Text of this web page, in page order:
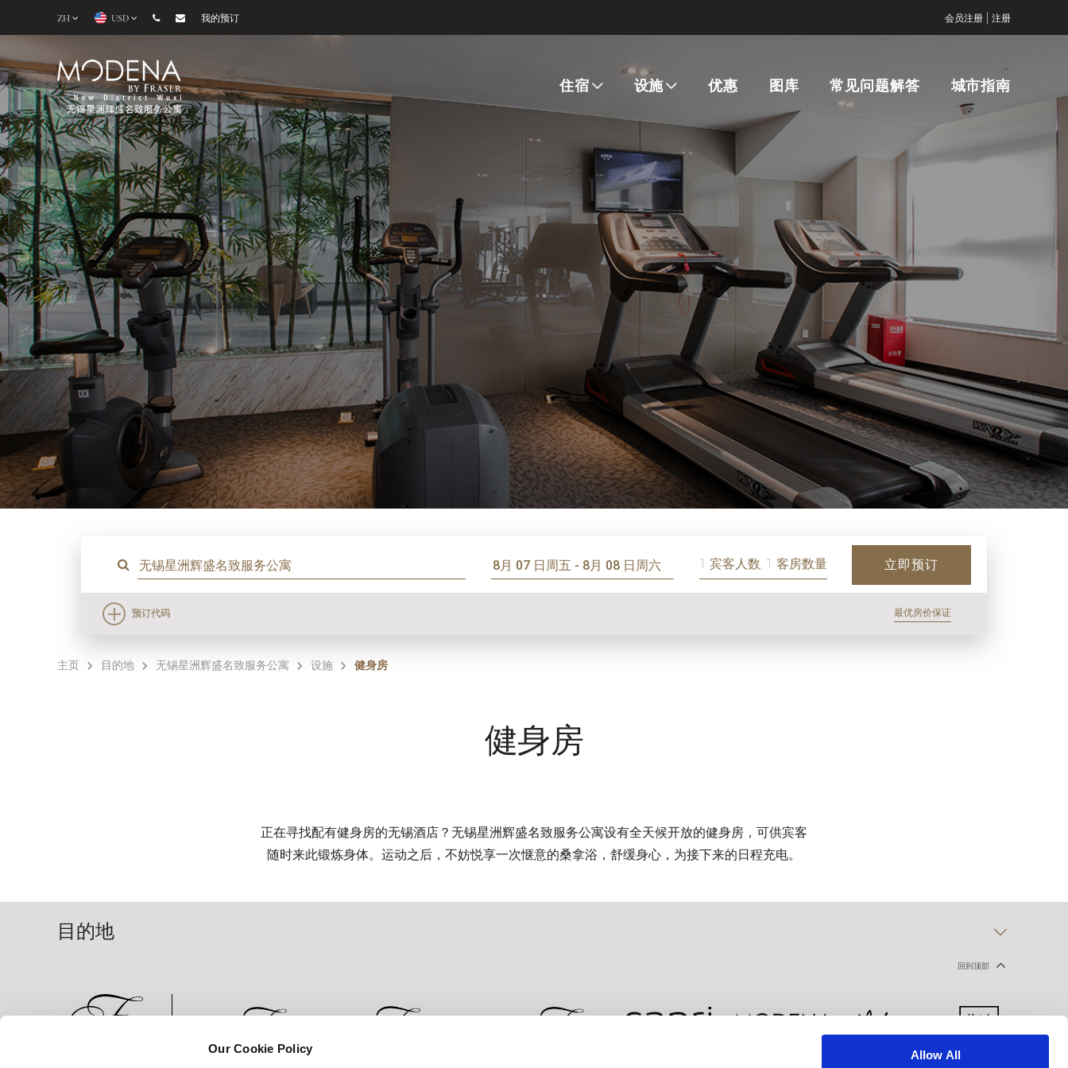
Our Cookie Policy
Allow All
ZH USD 我的预订 会员注册 注册
住宿 设施 优惠 图库 常见问题解答 城市指南
1 宾客人数, 1 客房数量 立即预订
预订代码 最优房价保证
主页 目的地 无锡星洲辉盛名致服务公寓 设施 健身房
健身房
正在寻找配有健身房的无锡酒店？无锡星洲辉盛名致服务公寓设有全天候开放的健身房，可供宾客
随时来此锻炼身体。运动之后，不妨悦享一次惬意的桑拿浴，舒缓身心，为接下来的日程充电。
目的地
回到顶部